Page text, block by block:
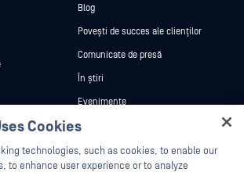
Blog
Povești de succes ale clienților
Comunicate de presă
În știri
Evenimente
Webinare
Fișe de date
Cookies
technologies, such as cookies, to enable our
to enhance user experience or to analyze
Hey there!
I'm Ozzy, your OPSWAT virtual assistant.